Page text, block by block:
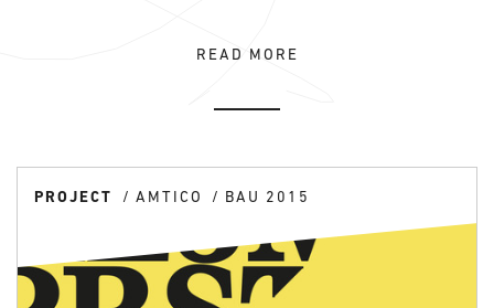
READ MORE
PROJECT AMTICO BAU 2015